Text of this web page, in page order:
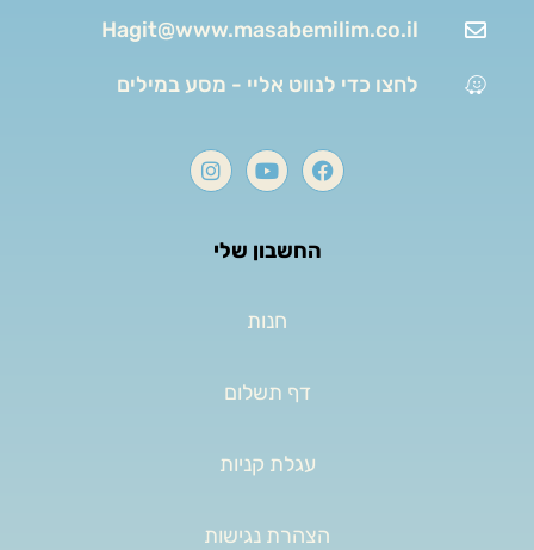
Hagit@www.masabemilim.co.il
לחצו כדי לנווט אליי - מסע במילים
החשבון שלי
חנות
דף תשלום
עגלת קניות
הצהרת נגישות